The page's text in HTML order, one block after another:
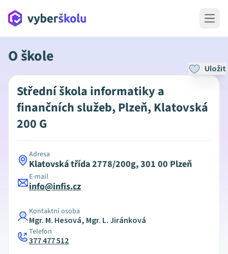
Open
O škole
Uložit
Střední škola informatiky a
finančních služeb, Plzeň, Klatovská
200 G
Adresa
Klatovská třída 2778/200g, 301 00 Plzeň
E-mail
info@infis.cz
Kontaktní osoba
Mgr. M. Hesová, Mgr. L. Jiránková
Telefon
377 477 512